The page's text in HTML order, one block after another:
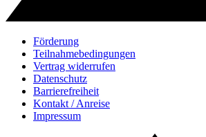
Förderung
Teilnahmebedingungen
Vertrag widerrufen
Datenschutz
Barrierefreiheit
Kontakt / Anreise
Impressum